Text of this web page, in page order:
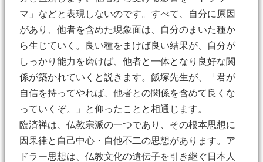
マ」などと表現しないのです。すべて、自分に原因
があり、他者を含めた現象面は、自分のまいた種か
ら生じていく。良い種をまけば良い結果が、自分が
しっかり能力を磨けば、他者と一体となり良好な関
係が築かれていくと説きます。飯塚先生が、「君が
自信を持ってやれば、他者との関係を含めて良くな
っていくぞ。」と仰ったことと相通じます。
臨済禅は、仏教宗派の一つであり、その根本思想に
因果律と自己中心・自他不二の思想があります。ア
ドラー思想は、仏教文化の遺伝子を引き継ぐ日本人